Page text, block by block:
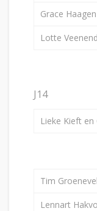
Grace Haagen
Lotte
J14
Lieke Kieft en
Tim
Lennart